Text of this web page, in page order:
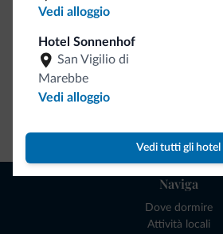
Vedi alloggio
Hotel Sonnenhof
San Vigilio di
Marebbe
Vedi alloggio
Vedi tutti gli hotel
Naviga
Dove dormire
Attività locali